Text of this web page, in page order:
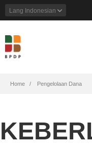
Lang Indonesian
Home Pengelolaan Dana